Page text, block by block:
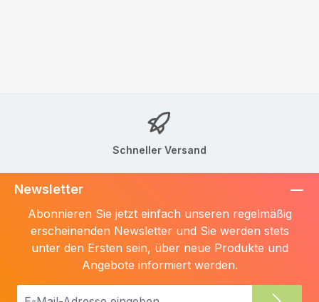
Schneller Versand
Newsletter
Abonnieren Sie jetzt einfach unseren regelmäßig
erscheinenden Newsletter und Sie werden stets
unter den Ersten sein, über neue Produkte und
Angebote informiert werden.
E-